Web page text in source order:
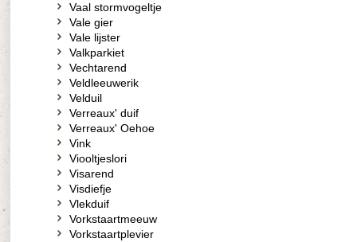
Vaal stormvogeltje
Vale gier
Vale lijster
Valkparkiet
Vechtarend
Veldleeuwerik
Velduil
Verreaux' duif
Verreaux' Oehoe
Vink
Viooltjeslori
Visarend
Visdiefje
Vlekduif
Vorkstaartmeeuw
Vorkstaartplevier